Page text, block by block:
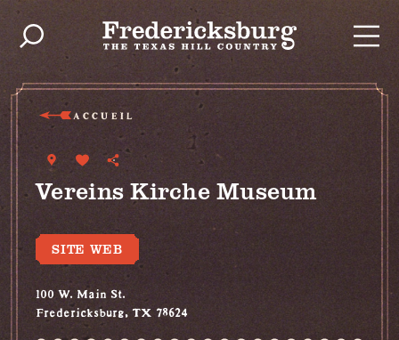
Skip to content
ACCUEIL
Vereins Kirche Museum
SITE WEB
100 W. Main St.
Fredericksburg, TX 78624
(830) 990-8441